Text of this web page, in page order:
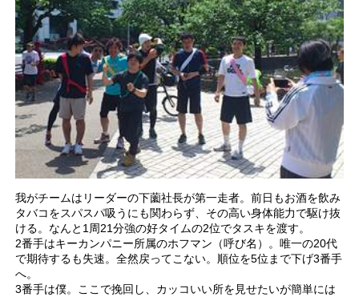
我がチームはリーダーの下薗社長が第一走者。前日もお酒を飲み
タバコをスパスパ吸うにも関わらず、その高い身体能力で駆け抜
ける。なんと1周21分強の好タイムの2位でタスキを渡す。
2番手はキーカンパニー所属のホフマン（呼び名）。唯一の20代
で期待するも失速。全然戻ってこない。順位を5位まで下げ3番手
へ。
3番手は僕。ここで挽回し、カッコいい所を見せたいが簡単には